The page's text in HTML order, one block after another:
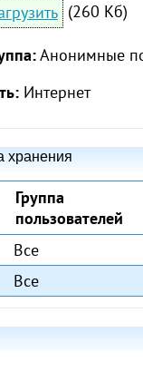
(260 Кб)
Анонимные
Интернет
хранения
Группа
пользователей
Все
Все